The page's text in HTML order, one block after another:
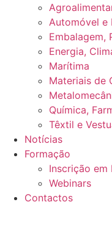
Automóvel e
Embalagem,
Energia,
Marítima
Materiais de
Química,
Têxtil e
Notícias
Formação
Inscrição em
Webinars
Contactos